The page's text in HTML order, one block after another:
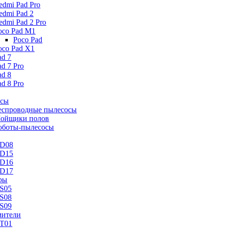
Pad Pro
Pad 2
Pad 2 Pro
Pad M1
Poco Pad
Pad X1
7
7 Pro
8
8 Pro
пылесосы
полов
пылесосы